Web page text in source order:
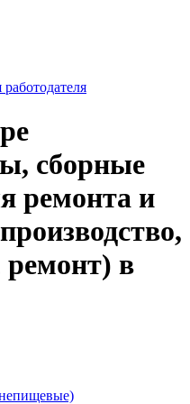
сборные
ремонта и
ремонт) в